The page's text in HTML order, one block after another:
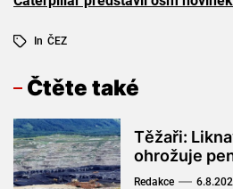
In ČEZ
Čtěte také
Těžaři:
ohrožuje
Redakce